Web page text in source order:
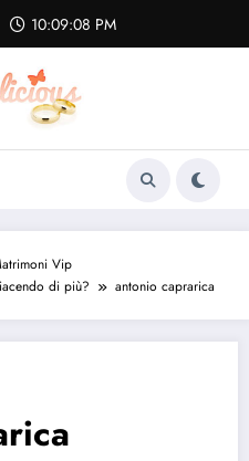
10:09:09 PM
Vip
di più?
antonio caprarica